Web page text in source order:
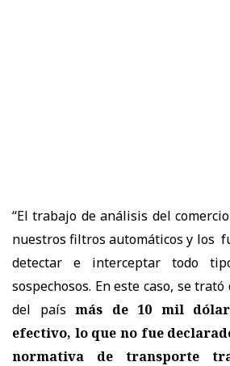
“El trabajo de análisis del
nuestros filtros automáticos y los
detectar e interceptar todo
sospechosos. En este caso, se
del paísmás de 10 mil
efectivo, lo que no fue
normativa de transporte